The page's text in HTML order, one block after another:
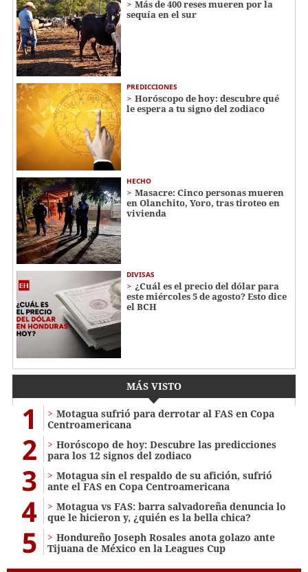
Más de 400 reses mueren por la
sequía en el sur
PREDICCIONES
Horóscopo de hoy: descubre qué
le espera a tu signo del zodiaco
HECHO
Masacre: Cinco personas mueren
en Olanchito, Yoro, tras tiroteo en
vivienda
DIVISAS
¿Cuál es el precio del dólar para
este miércoles 5 de agosto? Esto dice
el BCH
MÁS VISTO
1
Motagua sufrió para derrotar al FAS en Copa
Centroamericana
2
Horóscopo de hoy: Descubre las predicciones
para los 12 signos del zodiaco
3
Motagua sin el respaldo de su afición, sufrió
ante el FAS en Copa Centroamericana
4
Motagua vs FAS: barra salvadoreña denuncia lo
que le hicieron y, ¿quién es la bella chica?
5
Hondureño Joseph Rosales anota golazo ante
Tijuana de México en la Leagues Cup